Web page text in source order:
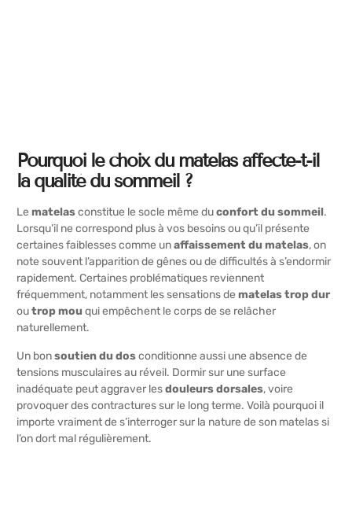
Pourquoi le choix du matelas affecte-t-il
la qualité du sommeil ?
Le matelasconstitue le socle même duconfort du sommeil.
Lorsqu’il ne correspond plus à vos besoins ou qu’il présente
certaines faiblesses comme unaffaissement du matelas, on
note souvent l’apparition de gênes ou de difficultés à s’endormir
rapidement. Certaines problématiques reviennent
fréquemment, notamment les sensations de matelas trop dur
outrop mou qui empêchent le corps de se relâcher
naturellement.
Un bonsoutien du dosconditionne aussi une absence de
tensions musculaires au réveil. Dormir sur une surface
inadéquate peut aggraver lesdouleurs dorsales, voire
provoquer des contractures sur le long terme. Voilà pourquoi il
importe vraiment de s’interroger sur la nature de son matelas si
l’on dort mal régulièrement.